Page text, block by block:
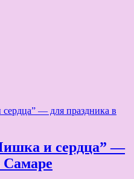
и сердца” —
Самаре